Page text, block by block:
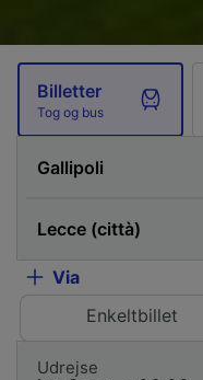
Billetter
Tog og bus
Via
Enkeltbillet
Udrejse